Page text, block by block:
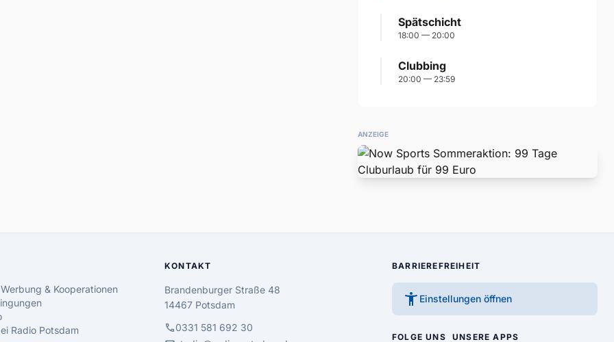
Spätschicht
18:00 — 20:00
Clubbing
20:00 — 23:59
ANZEIGE
& Kooperationen
Radio Potsdam
KONTAKT
Brandenburger Straße 48
14467 Potsdam
call0331 581 692 30
BARRIEREFREIHEIT
accessibility_new Einstellungen öffnen
FOLGE UNS UNSERE APPS